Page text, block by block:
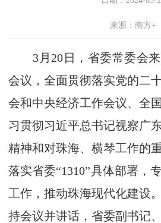
来源：南方+
3月20日，省委常委会来
会议，全面贯彻落实党的二
会和中央经济工作会议、全
习贯彻习近平总书记视察广
精神和对珠海、横琴工作的
落实省委“1310”具体部署，
工作，推动珠海现代化建设
持会议并讲话，省委副书记